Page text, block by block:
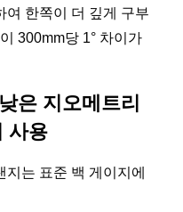
여 한쪽이 더 깊게 구부
300mm당 1° 차이가
은 지오메트리
사용
는 표준 백 게이지에